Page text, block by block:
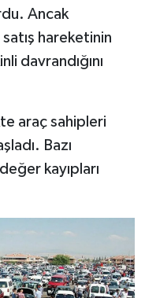
Ancak
hareketinin
davrandığını
araç sahipleri
Bazı
kayıpları